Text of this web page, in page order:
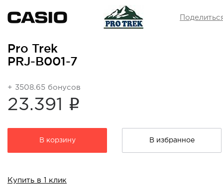
Pro Trek
PRJ-B001-7
+ 3508.65 бонусов
23.391 i
В корзину В избранное
Купить в 1 клик